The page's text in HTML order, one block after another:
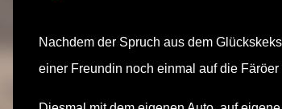
Nachdem der Spruch aus dem
einer Freundin noch einmal auf die Färöer